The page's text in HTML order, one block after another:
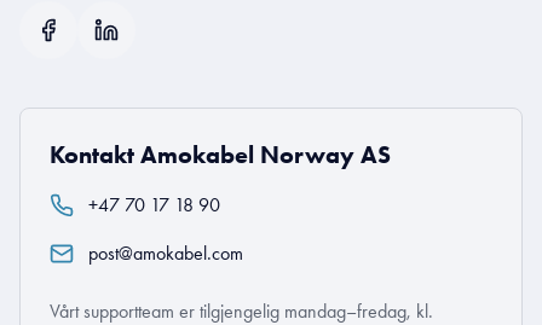
Kontakt Amokabel Norway AS
+47 70 17 18 90
post@amokabel.com
Vårt supportteam er tilgjengelig mandag–fredag, kl.